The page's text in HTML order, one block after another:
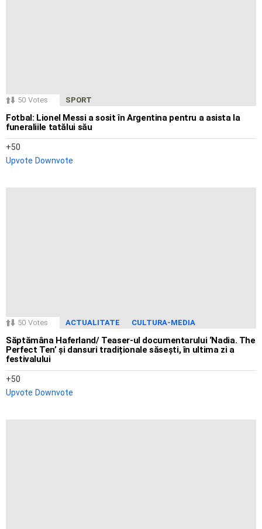
50 Votes SPORT
Fotbal: Lionel Messi a sosit în Argentina pentru a asista la
funeraliile tatălui său
50
Upvote Downvote
50 Votes ACTUALITATE CULTURA-MEDIA
Săptămâna Haferland/ Teaser-ul documentarului ‘Nadia. The
Perfect Ten’ și dansuri tradiționale săsești, în ultima zi a
festivalului
50
Upvote Downvote